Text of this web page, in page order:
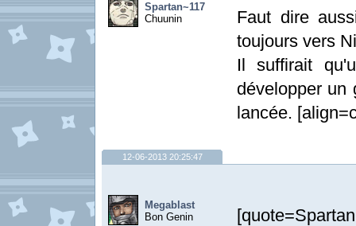
Spartan~117
Chuunin
Faut dire
toujours vers
Il suffirait
développer un
lancée.
12-06-2013 20:25:47
Megablast
Bon Genin